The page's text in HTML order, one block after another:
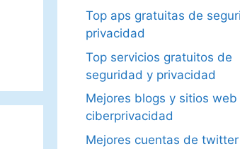
Top aps gratuitas de
privacidad
Top servicios gratuitos de
seguridad y privacidad
Mejores blogs y sitios web
ciberprivacidad
Mejores cuentas de